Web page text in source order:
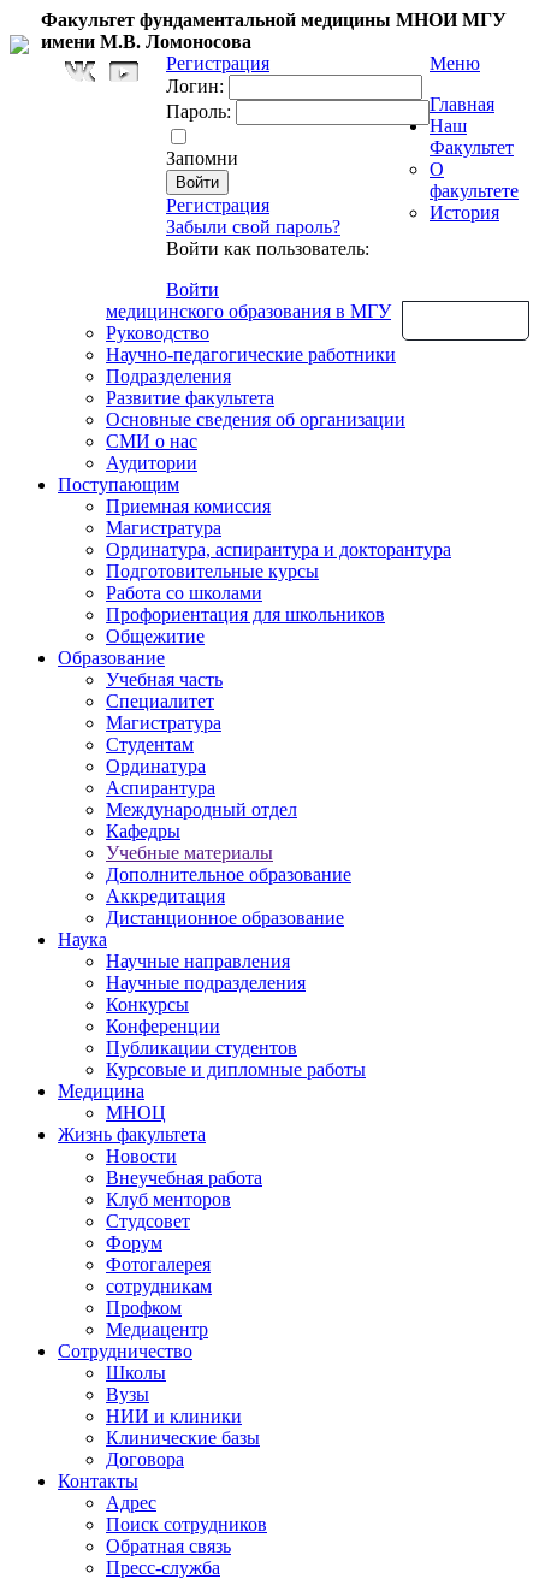
Факультет фундаментальной медицины МНОИ МГУ
имени М.В. Ломоносова
Регистрация
Логин:
Пароль:
Запомни
Регистрация
Забыли свой пароль?
Войти как пользователь:
Войти
Меню
Главная
Наш
Факультет
О
факультете
История
медицинского образования в МГУ
Руководство
Научно-педагогические работники
Подразделения
Развитие факультета
Основные сведения об организации
СМИ о нас
Аудитории
Поступающим
Приемная комиссия
Магистратура
Ординатура, аспирантура и докторантура
Подготовительные курсы
Работа со школами
Профориентация для школьников
Общежитие
Образование
Учебная часть
Специалитет
Магистратура
Студентам
Ординатура
Аспирантура
Международный отдел
Кафедры
Учебные материалы
Дополнительное образование
Аккредитация
Дистанционное образование
Наука
Научные направления
Научные подразделения
Конкурсы
Конференции
Публикации студентов
Курсовые и дипломные работы
Медицина
МНОЦ
Жизнь факультета
Новости
Внеучебная работа
Клуб менторов
Студсовет
Форум
Фотогалерея
сотрудникам
Профком
Медиацентр
Сотрудничество
Школы
Вузы
НИИ и клиники
Клинические базы
Договора
Контакты
Адрес
Поиск сотрудников
Обратная связь
Пресс-служба